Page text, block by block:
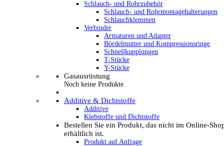
Schlauch- und Rohrzubehör
Schlauch- und Rohrmontagehalterungen
Schlauchklemmen
Verbinder
Armaturen und Adapter
Bördelmutter und Kompressionsringe
Schnellkupplungen
T-Stücke
Y-Stücke
Gasausrüstung
Noch keine Produkte
Additive & Dichtstoffe
Additive
Klebstoffe und Dichtstoffe
Bestellen Sie ein Produkt, das nicht im Online-
erhältlich ist.
Produkt auf Anfrage